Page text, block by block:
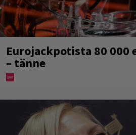
Eurojackpotista 80 000
– tänne